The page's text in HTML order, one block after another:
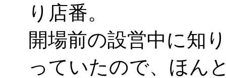
り店番。
開場前の設営中に知
っていたので、ほん